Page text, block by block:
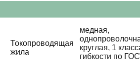
Токопроводящая
жила
медная,
круглая, 1
гибкости по